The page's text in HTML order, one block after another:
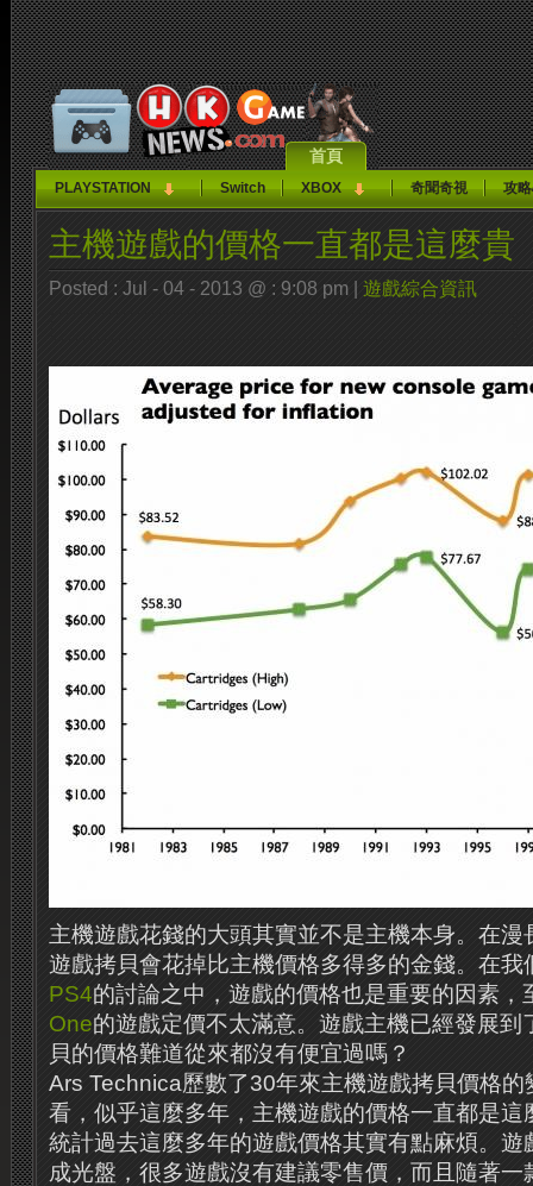
首頁
PLAYSTATION Switch XBOX 奇聞奇視 攻
主機遊戲的價格一直都是這麼貴
Posted : Jul - 04 - 2013 @ : 9:08 pm | 遊戲綜合資訊
主機遊戲花錢的大頭其實並不是主機本身。在
遊戲拷貝會花掉比主機價格多得多的金錢。在我
PS4的討論之中，遊戲的價格也是重要的因素，
One的遊戲定價不太滿意。遊戲主機已經發展到
貝的價格難道從來都沒有便宜過嗎？
Ars Technica歷數了30年來主機遊戲拷貝價格
看，似乎這麼多年，主機遊戲的價格一直都是這
統計過去這麼多年的遊戲價格其實有點麻煩。遊
成光盤，很多遊戲沒有建議零售價，而且隨著